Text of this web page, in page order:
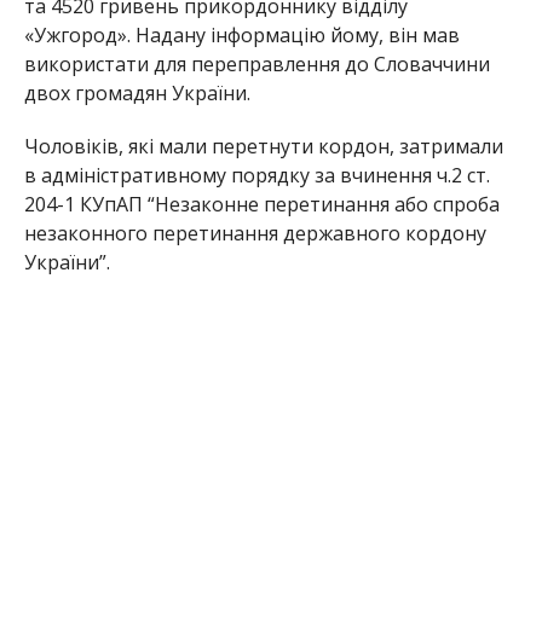
та 4520 гривень прикордоннику відділу
«Ужгород». Надану інформацію йому, він мав
використати для переправлення до Словаччини
двох громадян України.
Чоловіків, які мали перетнути кордон, затримали
в адміністративному порядку за вчинення ч.2 ст.
204-1 КУпАП “Незаконне перетинання або спроба
незаконного перетинання державного кордону
України”.